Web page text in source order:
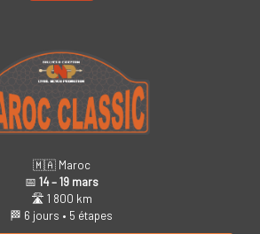
🇲🇦 Maroc
📅 14 – 19 mars
🛣️ 1 800 km
🏁 6 jours • 5 étapes